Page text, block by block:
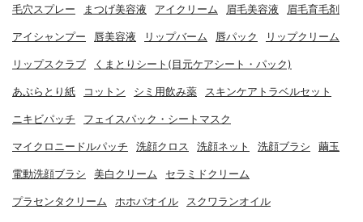
毛穴スプレー まつげ美容液 アイクリーム 眉毛美容液 眉毛育毛剤
アイシャンプー 唇美容液 リップバーム 唇パック リップクリーム
リップスクラブ くまとりシート(目元ケアシート・パック)
あぶらとり紙 コットン シミ用飲み薬 スキンケアトラベルセット
ニキビパッチ フェイスパック・シートマスク
マイクロニードルパッチ 洗顔クロス 洗顔ネット 洗顔ブラシ 繭玉
電動洗顔ブラシ 美白クリーム セラミドクリーム
プラセンタクリーム ホホバオイル スクワランオイル